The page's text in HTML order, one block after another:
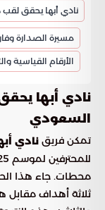
نادي أبها يحقق لقب
مسيرة الصدارة
الأرقام القياسية
نادي أبها
السعودي
تمكن فريق نادي
محطات. جاء هذا
ثلاثة أهداف